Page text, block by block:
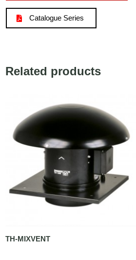
Catalogue Series
Related products
TH-MIXVENT